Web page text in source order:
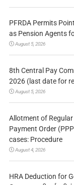
PFRDA Permits
as Pension Agents
August 5, 2026
8th Central Pay
2026 (last date for
August 5, 2026
Allotment of
Payment Order
cases: Procedure
August 4, 2026
HRA Deduction for